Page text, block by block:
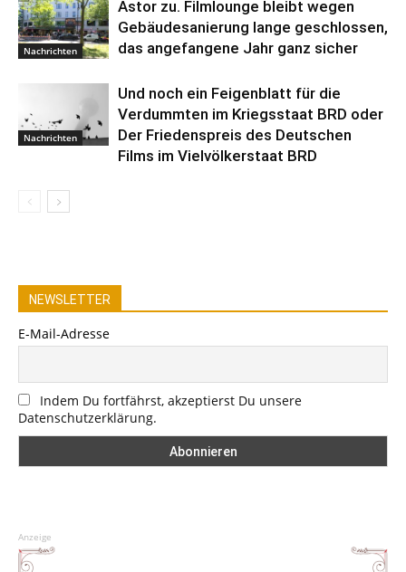
Nachrichten
Astor zu. Filmlounge bleibt wegen
Gebäudesanierung lange geschlossen,
das angefangene Jahr ganz sicher
Nachrichten
Und noch ein Feigenblatt für die
Verdummten im Kriegsstaat BRD oder
Der Friedenspreis des Deutschen
Films im Vielvölkerstaat BRD
NEWSLETTER
E-Mail-Adresse
Indem Du fortfährst, akzeptierst Du unsere
Datenschutzerklärung.
Anzeige